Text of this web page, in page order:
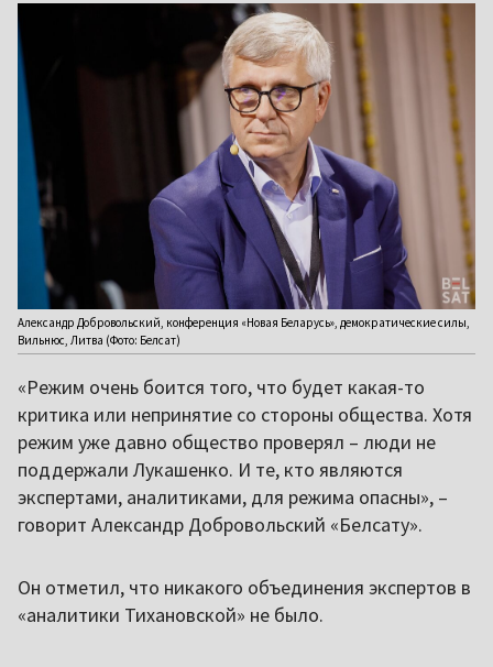
Александр Добровольский, конференция «Новая Беларусь», демократические силы,
Вильнюс, Литва (Фото: Белсат)
«Режим очень боится того, что будет какая-то
критика или непринятие со стороны общества. Хотя
режим уже давно общество проверял – люди не
поддержали Лукашенко. И те, кто являются
экспертами, аналитиками, для режима опасны», –
говорит Александр Добровольский «Белсату».
Он отметил, что никакого объединения экспертов в
«аналитики Тихановской» не было.